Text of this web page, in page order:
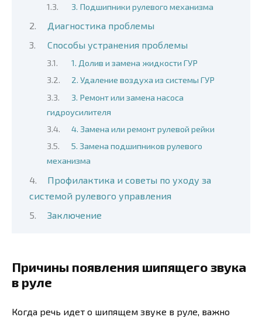
3. Подшипники рулевого механизма
Диагностика проблемы
Способы устранения проблемы
1. Долив и замена жидкости ГУР
2. Удаление воздуха из системы ГУР
3. Ремонт или замена насоса
гидроусилителя
4. Замена или ремонт рулевой рейки
5. Замена подшипников рулевого
механизма
Профилактика и советы по уходу за
системой рулевого управления
Заключение
Причины появления шипящего звука
в руле
Когда речь идет о шипящем звуке в руле, важно